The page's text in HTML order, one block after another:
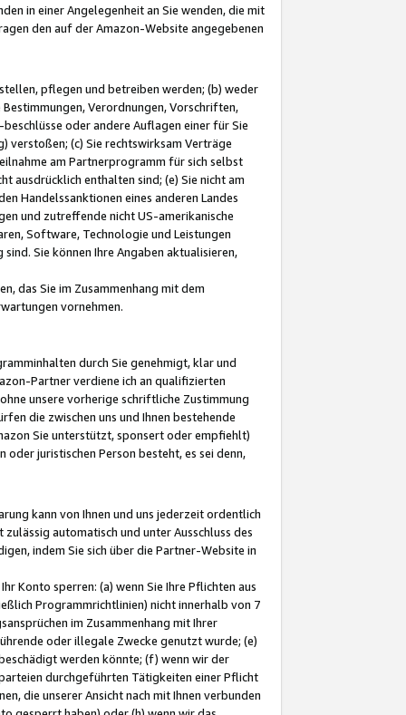
in einer Angelegenheit an Sie wenden, die mit
den auf der Amazon-Website angegebenen
pflegen und betreiben werden; (b) weder
Verordnungen, Vorschriften,
oder andere Auflagen einer für Sie
verstoßen; (c) Sie rechtswirksam Verträge
am Partnerprogramm für sich selbst
ausdrücklich enthalten sind; (e) Sie nicht am
Handelssanktionen eines anderen Landes
und zutreffende nicht US-amerikanische
Software, Technologie und Leistungen
Sie können Ihre Angaben aktualisieren,
das Sie im Zusammenhang mit dem
vornehmen.
durch Sie genehmigt, klar und
Partner verdiene ich an qualifizierten
unsere vorherige schriftliche Zustimmung
die zwischen uns und Ihnen bestehende
Sie unterstützt, sponsert oder empfiehlt)
oder juristischen Person besteht, es sei denn,
kann von Ihnen und uns jederzeit ordentlich
automatisch und unter Ausschluss des
indem Sie sich über die Partner-Website in
Konto sperren: (a) wenn Sie Ihre Pflichten aus
Programmrichtlinien) nicht innerhalb von 7
im Zusammenhang mit Ihrer
oder illegale Zwecke genutzt wurde; (e)
werden könnte; (f) wenn wir der
durchgeführten Tätigkeiten einer Pflicht
die unserer Ansicht nach mit Ihnen verbunden